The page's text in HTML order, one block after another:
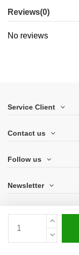
Reviews(0)
No reviews
Service Client
Contact us
Follow us
Newsletter